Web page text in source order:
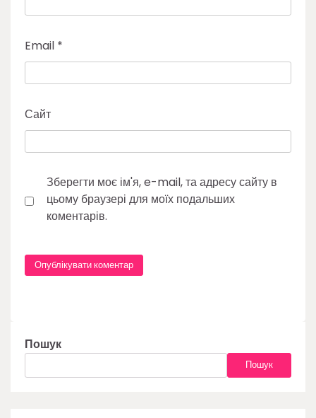
Email *
Сайт
Зберегти моє ім'я, e-mail, та адресу сайту в
цьому браузері для моїх подальших
коментарів.
Пошук
Пошук